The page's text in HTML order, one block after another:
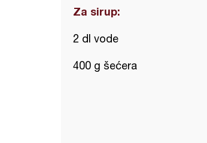
Za sirup:
2 dl vode
400 g šećera